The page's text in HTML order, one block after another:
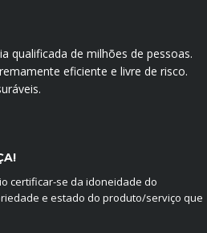
qualificada de milhões de pessoas.
eficiente e livre de risco.
certificar-se da idoneidade do
e estado do produto/serviço que